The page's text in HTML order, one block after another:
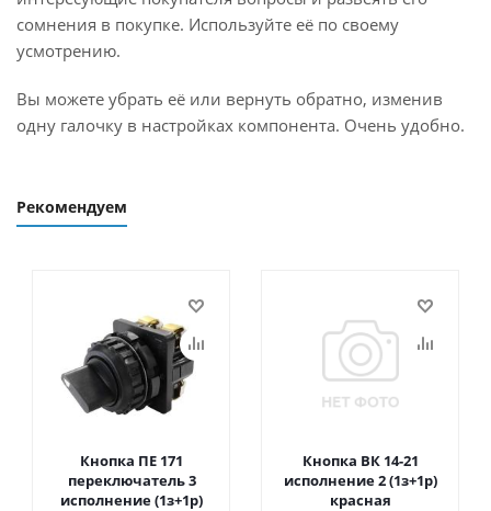
сомнения в покупке. Используйте её по своему
усмотрению.
Вы можете убрать её или вернуть обратно, изменив
одну галочку в настройках компонента. Очень удобно.
Рекомендуем
Кнопка ПЕ 171
переключатель 3
исполнение (1з+1р)
Кнопка ВК 14-21
исполнение 2 (1з+1р)
красная